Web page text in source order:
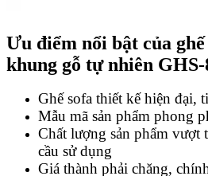
Ưu điểm nổi bật của ghế
khung gỗ tự nhiên GHS-
Ghế sofa thiết kế hiện đại,
Mẫu mã sản phẩm phong
Chất lượng sản phẩm vượt
cầu sử dụng
Giá thành phải chăng,